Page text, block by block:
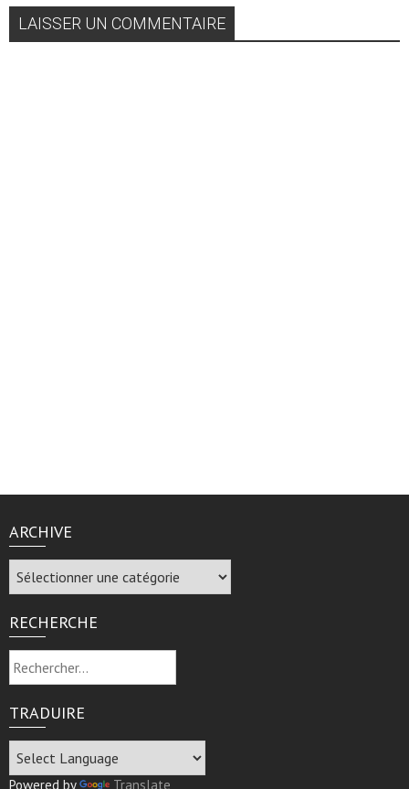
LAISSER UN COMMENTAIRE
ARCHIVE
RECHERCHE
TRADUIRE
Powered by Translate